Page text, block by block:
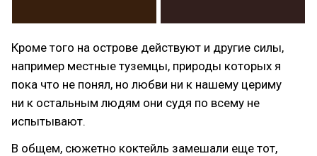
Кроме того на острове действуют и другие силы,
например местные туземцы, природы которых я
пока что не понял, но любви ни к нашему цериму
ни к остальным людям они судя по всему не
испытывают.
В общем, сюжетно коктейль замешали еще тот,